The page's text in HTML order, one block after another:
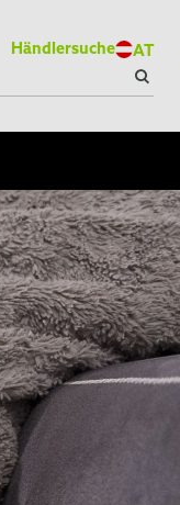
Händlersuche AT